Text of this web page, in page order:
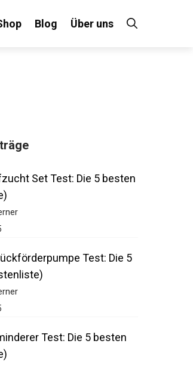
Blog Über uns
Set Test: Die 5 besten
Test: Die 5
Test: Die 5 besten